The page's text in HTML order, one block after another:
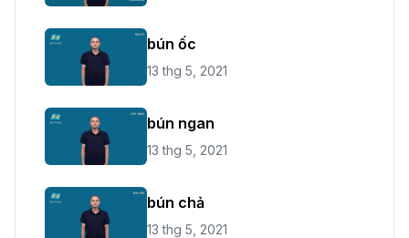
bún ốc
13 thg 5, 2021
bún ngan
13 thg 5, 2021
bún chả
13 thg 5, 2021